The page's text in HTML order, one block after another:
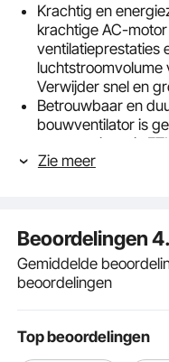
Krachtig en
krachtige AC-
ventilatieprestaties
luchtstroomvolume
Verwijder snel en
Betrouwbaar en
bouwventilator is
constructie en is
levensduur te
en de antislip
gemakkelijk te
op verschillende
afvoer van geuren
bescherming tegen
ventilator voor een
Zie meer
Beoordelingen
Gemiddelde
beoordelingen
Top beoordelingen